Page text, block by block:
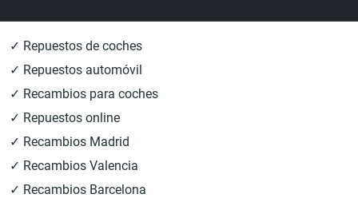
✓ Repuestos de coches
✓ Repuestos automóvil
✓ Recambios para coches
✓ Repuestos online
✓ Recambios Madrid
✓ Recambios Valencia
✓ Recambios Barcelona